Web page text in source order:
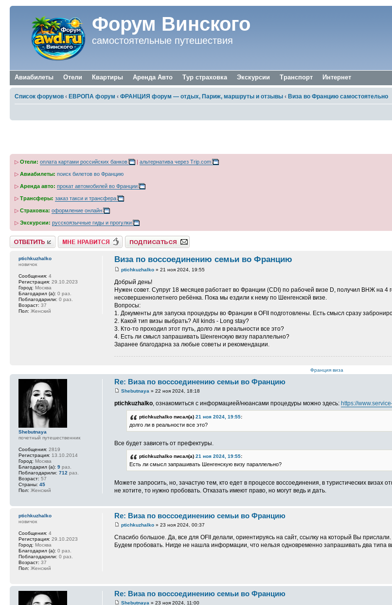
Форум Винского
самостоятельные путешествия
Авиабилеты Отели Квартиры Аренда Авто Тур страховка Экскурсии Транспорт Интернет
Список форумов ‹ ЕВРОПА форум ‹ ФРАНЦИЯ форум — отдых, Париж, маршруты и отзывы ‹ Виза во Францию самостоятельно
▷ Отели: оплата картами российских банков | альтернатива через Trip.com
▷ Авиабилеты: поиск билетов во Францию
▷ Аренда авто: прокат автомобилей во Франции
▷ Трансферы: заказ такси и трансфера
▷ Страховка: оформление онлайн
▷ Экскурсии: русскоязычные гиды и прогулки
Ответить Нравится Подписаться на тему
Виза по воссоединению семьи во Францию
ptichkuzhalko » 21 ноя 2024, 19:55
Добрый день!
Нужен совет. Супруг 18 месяцев работает во Франции (CDI) по рабочей визе D, получил ВНЖ на
несовершеннолетнего ребёнка. Пока мы ездили к нему по Шенгенской визе.
Вопросы:
1. Документы для запуска процедуры во Франции в OFII подготовлены. Есть смысл сразу
2. Какой тип визы выбрать? All kinds - Long stay?
3. Кто-то проходил этот путь, долго ли в реальности все это?
4. Есть ли смысл запрашивать Шенгенскую визу параллельно?
Заранее благодарна за любые советы и рекомендации.
ptichkuzhalko
новичок
Сообщения: 4
Регистрация: 29.10.2023
Город: Москва
Благодарил (а): 0 раз.
Поблагодарили: 0 раз.
Возраст: 37
Пол: Женский
Франция виза
Re: Виза по воссоединению семьи во Францию
Shebutnaya » 22 ноя 2024, 18:18
ptichkuzhalko, ознакомиться с информацией/нюансами процедуры можно здесь: https://
ptichkuzhalko писал(а)21 ноя 2024, 19:55:
долго ли в реальности все это?
Все будет зависеть от префектуры.
ptichkuzhalko писал(а)21 ноя 2024, 19:55:
Есть ли смысл запрашивать Шенгенскую визу параллельно?
Можете запросить, но, зачастую тем, кто едет в процессе воссоединения, в туристических
не хотите, то нужно пробовать. Отказать имеют право, но могут ведь и дать.
Shebutnaya
почетный путешественник
Сообщения: 2819
Регистрация: 13.10.2014
Город: Москва
Благодарил (а): 9 раз.
Поблагодарили: 712 раз.
Возраст: 57
Страны: 45
Пол: Женский
Re: Виза по воссоединению семьи во Францию
ptichkuzhalko » 23 ноя 2024, 00:37
Спасибо большое. Да, все для OFII делали, ориентируясь на сайт, ссылку на который Вы прислали.
Будем пробовать. Нигде не нашла информации, что нельзя одновременно запрашивать два типа
ptichkuzhalko
новичок
Сообщения: 4
Регистрация: 29.10.2023
Город: Москва
Благодарил (а): 0 раз.
Поблагодарили: 0 раз.
Возраст: 37
Пол: Женский
Re: Виза по воссоединению семьи во Францию
Shebutnaya » 23 ноя 2024, 11:00